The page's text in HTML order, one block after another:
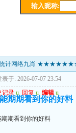
计网络九肖
表于: 2026-07-07 23:54
记录 u 回复 u 编辑 u
期期看到你的好料
期期看到你的好料